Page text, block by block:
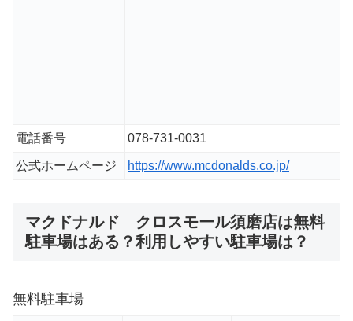
電話番号 078-731-0031
公式ホームページ https://www.mcdonalds.co.jp/
マクドナルド クロスモール須磨店は無料
駐車場はある？利用しやすい駐車場は？
無料駐車場